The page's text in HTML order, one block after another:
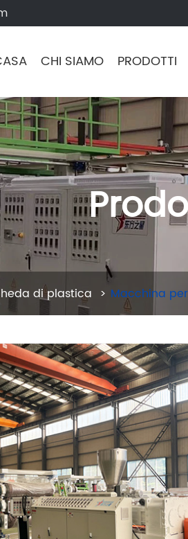
CHI SIAMO PRODOTTI
di plastica Macchina